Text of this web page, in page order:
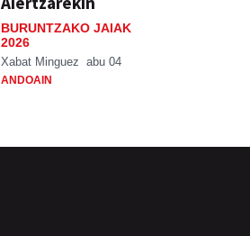
BURUNTZAKO JAIAK
2026
Xabat Minguez abu 04
ANDOAIN